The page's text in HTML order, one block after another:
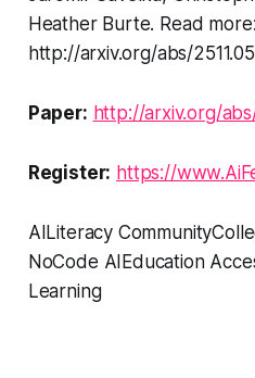
Heather Burte. Read more:
http://arxiv.org/abs/
Paper: http://arxiv.org/
Register: https://
AILiteracy
NoCode AIEducation
Learning